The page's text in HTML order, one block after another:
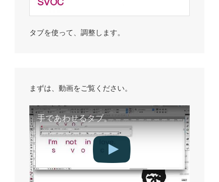
タブを使って、調整します。
まずは、動画をご覧ください。
手であわせるタブ。